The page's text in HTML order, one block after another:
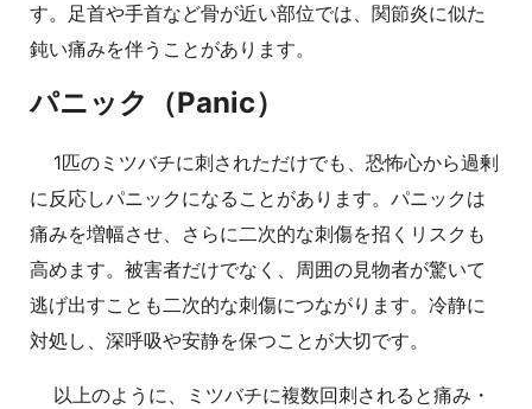
す。足首や手首など骨が近い部位では、関節炎に似た
鈍い痛みを伴うことがあります。
パニック（Panic）
1匹のミツバチに刺されただけでも、恐怖心から過剰
に反応しパニックになることがあります。パニックは
痛みを増幅させ、さらに二次的な刺傷を招くリスクも
高めます。被害者だけでなく、周囲の見物者が驚いて
逃げ出すことも二次的な刺傷につながります。冷静に
対処し、深呼吸や安静を保つことが大切です。
以上のように、ミツバチに複数回刺されると痛み・